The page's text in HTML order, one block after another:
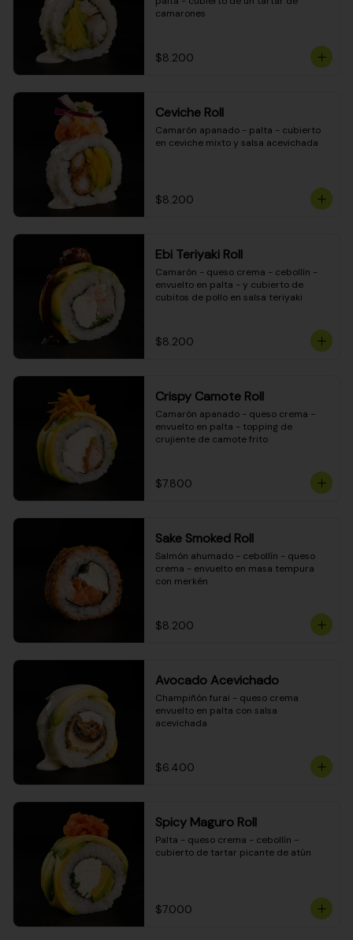
camarones
$8.200
Ceviche Roll
Camarón apanado - palta - cubierto
en ceviche mixto y salsa acevichada
$8.200
Ebi Teriyaki Roll
Camarón - queso crema - cebollín -
envuelto en palta - y cubierto de
cubitos de pollo en salsa teriyaki
$8.200
Crispy Camote Roll
Camarón apanado - queso crema -
envuelto en palta - topping de
crujiente de camote frito
$7.800
Sake Smoked Roll
Salmón ahumado - cebollín - queso
crema - envuelto en masa tempura
con merkén
$8.200
Avocado Acevichado
Champiñón furai - queso crema
envuelto en palta con salsa
acevichada
$6.400
Spicy Maguro Roll
Palta - queso crema - cebollín -
cubierto de tartar picante de atún
$7.000